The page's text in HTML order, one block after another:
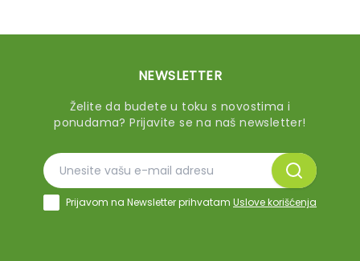
NEWSLETTER
Želite da budete u toku s novostima i
ponudama? Prijavite se na naš newsletter!
Prijavom na Newsletter prihvatam Uslove korišćenja